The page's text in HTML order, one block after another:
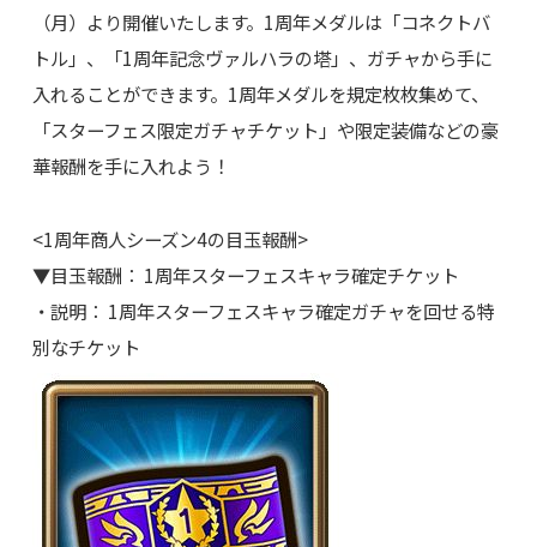
（月）より開催いたします。1周年メダルは「コネクトバ
トル」、「1周年記念ヴァルハラの塔」、ガチャから手に
入れることができます。1周年メダルを規定枚枚集めて、
「スターフェス限定ガチャチケット」や限定装備などの豪
華報酬を手に入れよう！
<1周年商人シーズン4の目玉報酬>
▼目玉報酬： 1周年スターフェスキャラ確定チケット
・説明： 1周年スターフェスキャラ確定ガチャを回せる特
別なチケット